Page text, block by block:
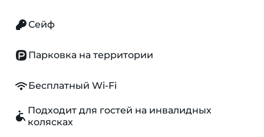
Сейф
Парковка на территории
Бесплатный Wi-Fi
Подходит для гостей на инвалидных
колясках